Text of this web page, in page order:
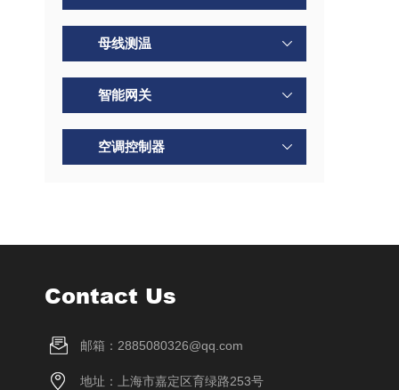
母线测温
智能网关
空调控制器
Contact Us
邮箱：2885080326@qq.com
地址：上海市嘉定区育绿路253号